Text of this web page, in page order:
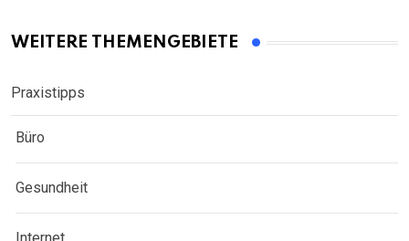
WEITERE THEMENGEBIETE
Praxistipps
Büro
Gesundheit